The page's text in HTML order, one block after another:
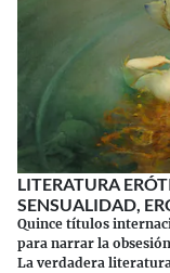
LITERATURA
SENSUALIDAD,
Quince títulos
para narrar la
La verdadera